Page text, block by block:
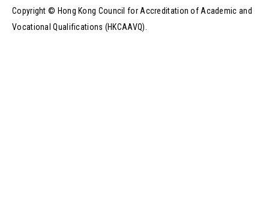
Copyright © Hong Kong Council for Accreditation of Academic and
Vocational Qualifications (HKCAAVQ).